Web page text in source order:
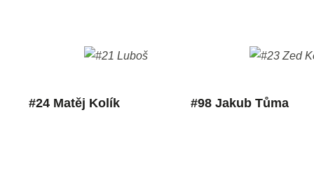
#24 Matěj Kolík #98 Jakub Tůma